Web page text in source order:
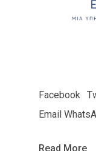
Facebook
Email
Read More